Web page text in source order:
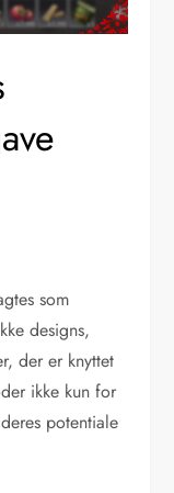
som
designs,
der er knyttet
ikke kun for
potentiale